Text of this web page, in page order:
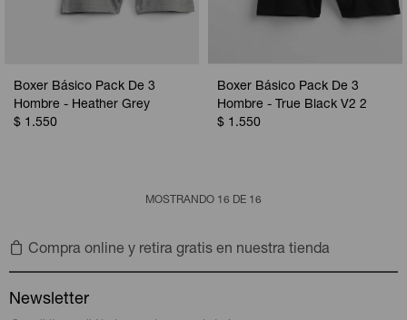
Boxer Básico Pack De 3
Hombre - Heather Grey
$ 1.550
Boxer Básico Pack De 3
Hombre - True Black V2 2
$ 1.550
MOSTRANDO 16 DE 16
Compra online y retira gratis en nuestra tienda
Newsletter